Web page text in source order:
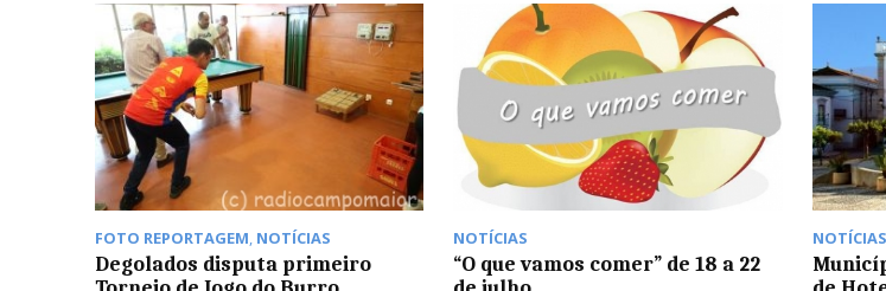
FOTO REPORTAGEM, NOTÍCIAS
Degolados disputa primeiro
NOTÍCIAS
“O que vamos comer” de 18 a 22
NOTÍCIAS